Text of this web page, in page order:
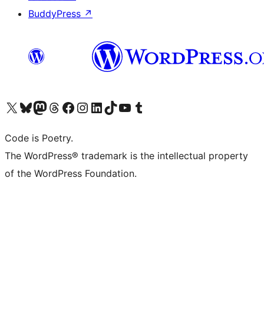
BuddyPress ↗
Visita il nostro account X (ex Twitter)
Visita il nostro account Bluesky
Visita il nostro account Mastodon
Visita il nostro account Threads
Visita la nostra pagina Facebook
Visita il nostro account Instagram
Visita il nostro account LinkedIn
Visita il nostro account TikTok
Visita il nostro canale YouTube
Visita il nostro account Tumblr
Code is Poetry.
The WordPress® trademark is the intellectual property
of the WordPress Foundation.